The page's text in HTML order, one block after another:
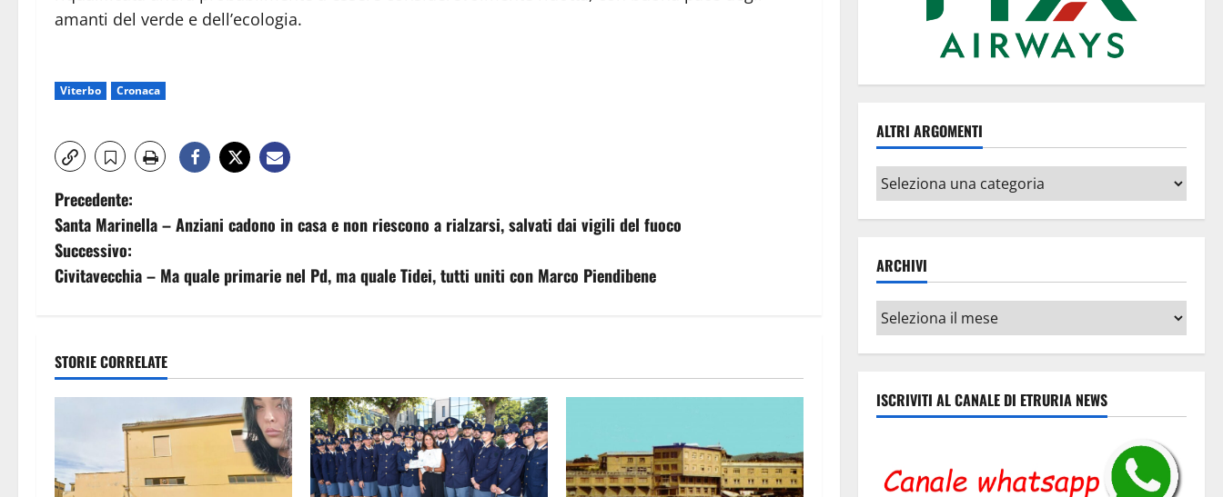
amanti del verde e dell’ecologia.
Viterbo Cronaca
N
a
v
g
a
i
Precedente:
Santa Marinella – Anziani cadono in casa e non riescono a rialzarsi, salvati dai vigili del fuoco
Successivo:
Civitavecchia – Ma quale primarie nel Pd, ma quale Tidei, tutti uniti con Marco Piendibene
STORIE CORRELATE
ALTRI ARGOMENTI
Altri
argomenti
ARCHIVI
Archivi
ISCRIVITI AL CANALE DI ETRURIA NEWS